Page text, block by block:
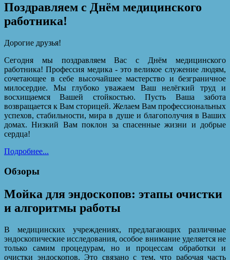
Поздравляем с Днём медицинского
работника!
Дорогие друзья!
Сегодня мы поздравляем Вас с Днём медицинского
работника! Профессия медика - это великое служение людям,
сочетающее в себе высочайшее мастерство и безграничное
милосердие. Мы глубоко уважаем Ваш нелёгкий труд и
восхищаемся Вашей стойкостью. Пусть Ваша забота
возвращается к Вам сторицей. Желаем Вам профессиональных
успехов, стабильности, мира в душе и благополучия в Ваших
домах. Низкий Вам поклон за спасенные жизни и добрые
сердца!
Подробнее...
Обзоры
Мойка для эндоскопов: этапы очистки
и алгоритмы работы
В медицинских учреждениях, предлагающих различные
эндоскопические исследования, особое внимание уделяется не
только самим процедурам, но и процессам обработки и
очистки эндоскопов. Это связано с тем, что рабочая часть